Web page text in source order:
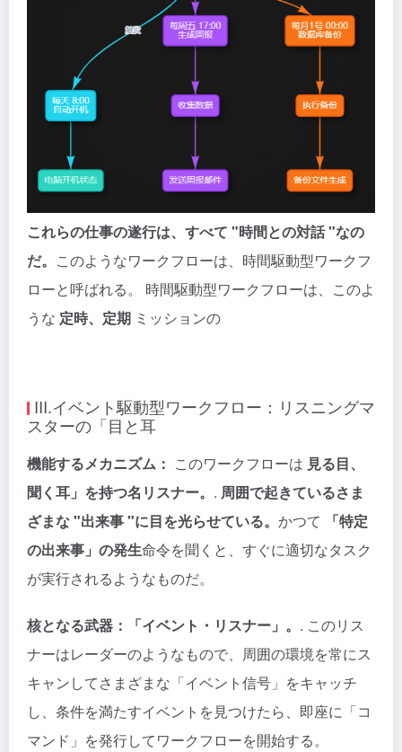
これらの仕事の遂行は、すべて "時間との対話 "なの
だ。 このようなワークフローは、時間駆動型ワークフ
ローと呼ばれる。 時間駆動型ワークフローは、このよ
うな 定時、定期 ミッションの
III.イベント駆動型ワークフロー：リスニングマ
スターの「目と耳
機能するメカニズム： このワークフローは 見る目、
聞く耳」を持つ名リスナー。 . 周囲で起きているさま
ざまな "出来事 "に目を光らせている。 かつて
「特定
の出来事」の発生命令を聞くと、すぐに適切なタスク
が実行されるようなものだ。
核となる武器：「イベント・リスナー」。 . このリス
ナーはレーダーのようなもので、周囲の環境を常にス
キャンしてさまざまな「イベント信号」をキャッチ
し、条件を満たすイベントを見つけたら、即座に「コ
マンド」を発行してワークフローを開始する。